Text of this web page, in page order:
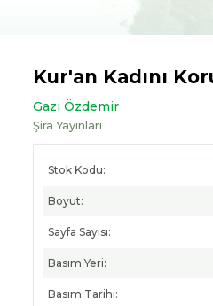
Kur'an Kadını
Gazi Özdemir
Şira Yayınları
Stok Kodu:
Boyut:
Sayfa Sayısı:
Basım Yeri:
Basım Tarihi: